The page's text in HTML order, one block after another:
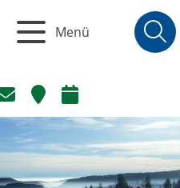
Menü